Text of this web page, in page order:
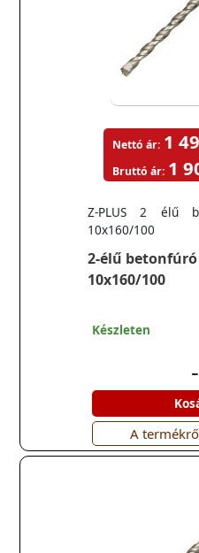
2-élű betonfúró
10x160/100
Z-PLUS 2 élű
10x160/100
Nettó ár: 1
Bruttó ár: 1
Készleten
-
A